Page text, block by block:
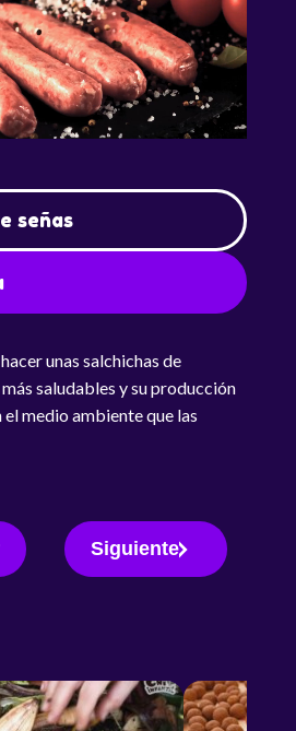
señas
unas salchichas de
saludables y su producción
medio ambiente que las
Siguiente